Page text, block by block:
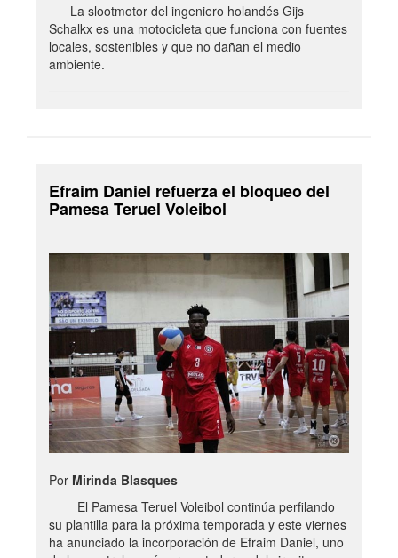
La slootmotor del ingeniero holandés Gijs
Schalkx es una motocicleta que funciona con fuentes
locales, sostenibles y que no dañan el medio
ambiente.
Efraim Daniel refuerza el bloqueo del
Pamesa Teruel Voleibol
Por Mirinda Blasques
El Pamesa Teruel Voleibol continúa perfilando
su plantilla para la próxima temporada y este viernes
ha anunciado la incorporación de Efraim Daniel, uno